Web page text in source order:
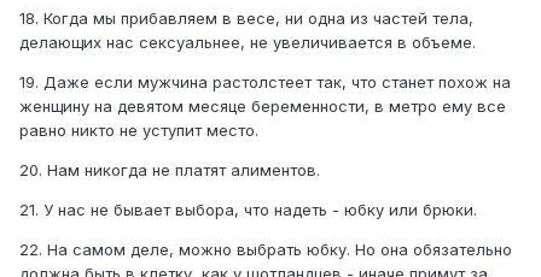
18. Когда мы прибавляем в весе, ни одна из частей тела,
делающих нас сексуальнее, не увеличивается в объеме.
19. Даже если мужчина растолстеет так, что станет похож на
женщину на девятом месяце беременности, в метро ему все
равно никто не уступит место.
20. Нам никогда не платят алиментов.
21. У нас не бывает выбора, что надеть - юбку или брюки.
22. На самом деле, можно выбрать юбку. Но она обязательно